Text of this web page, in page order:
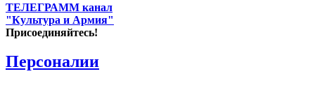
ТЕЛЕГРАММ канал
"Культура и Армия"
Присоединяйтесь!
Персоналии